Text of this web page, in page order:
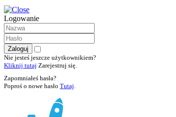
Logowanie
Nie jesteś jeszcze użytkownikiem?
Kliknij tutaj Zarejestruj się.
Zapomniałeś hasła?
Poproś o nowe hasło Tutaj.